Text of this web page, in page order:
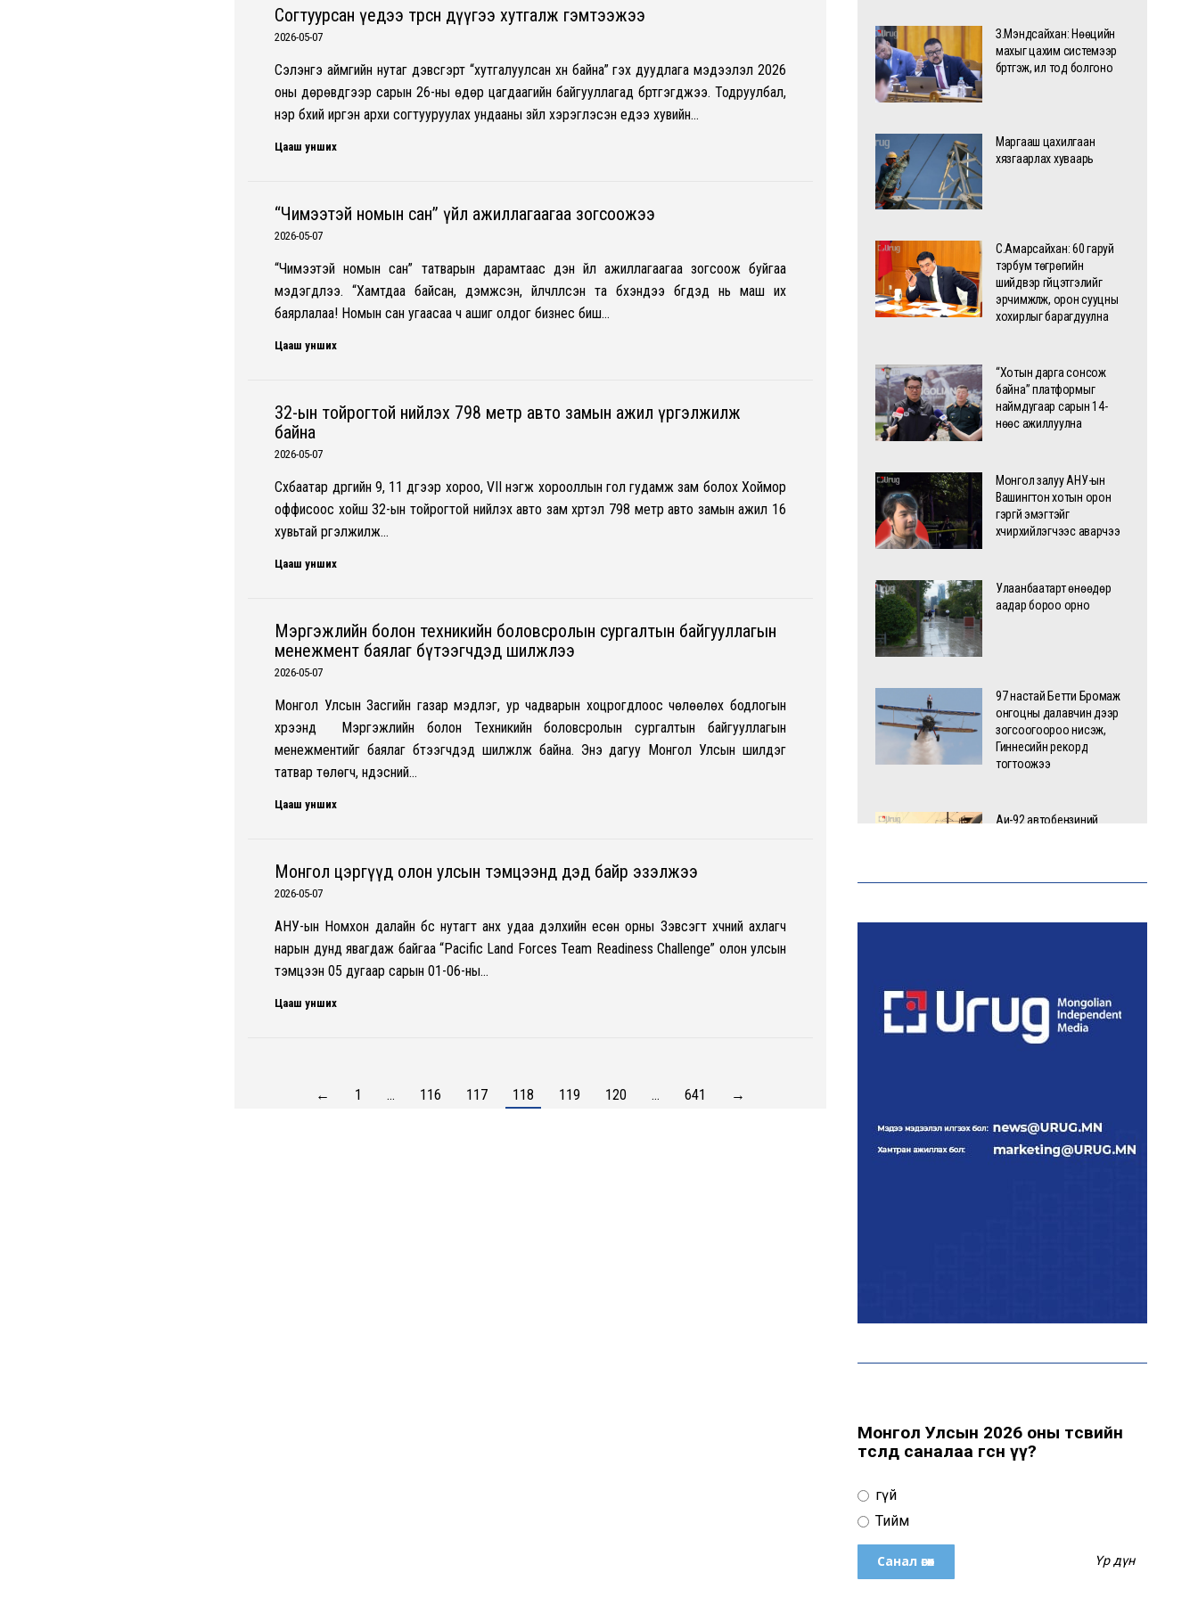
Согтуурсан үедээ төрсөн дүүгээ хутгалж гэмтээжээ
2026-05-07
Сэлэнгэ аймгийн нутаг дэвсгэрт “хутгалуулсан хүн байна” гэх дуудлага мэдээлэл 2026
оны дөрөвдүгээр сарын 26-ны өдөр цагдаагийн байгууллагад бүртгэгджээ. Тодруулбал,
нэр бүхий иргэн архи согтууруулах ундааны зүйл хэрэглэсэн үедээ хувийн…
Цааш унших
“Чимээтэй номын сан” үйл ажиллагаагаа зогсоожээ
2026-05-07
“Чимээтэй номын сан” татварын дарамтаас үүдэн үйл ажиллагаагаа зогсоож буйгаа
мэдэгдлээ. “Хамтдаа байсан, дэмжсэн, үйлчлүүлсэн та бүхэндээ бүгдэд нь маш их
баярлалаа! Номын сан угаасаа ч ашиг олдог бизнес биш…
Цааш унших
32-ын тойрогтой нийлэх 798 метр авто замын ажил үргэлжилж
байна
2026-05-07
Сүхбаатар дүүргийн 9, 11 дүгээр хороо, VII нэгж хорооллын гол гудамж зам болох Хоймор
оффисоос хойш 32-ын тойрогтой нийлэх авто зам хүртэл 798 метр авто замын ажил 16
хувьтай үргэлжилж…
Цааш унших
Мэргэжлийн болон техникийн боловсролын сургалтын байгууллагын
менежмент баялаг бүтээгчдэд шилжлээ
2026-05-07
Монгол Улсын Засгийн газар мэдлэг, ур чадварын хоцрогдлоос чөлөөлөх бодлогын
хүрээнд Мэргэжлийн болон Техникийн боловсролын сургалтын байгууллагын
менежментийг баялаг бүтээгчдэд шилжүүлж байна. Энэ дагуу Монгол Улсын шилдэг
татвар төлөгч, үндэсний…
Цааш унших
Монгол цэргүүд олон улсын тэмцээнд дэд байр эзэлжээ
2026-05-07
АНУ-ын Номхон далайн бүс нутагт анх удаа дэлхийн есөн орны Зэвсэгт хүчний ахлагч
нарын дунд явагдаж байгаа “Pacific Land Forces Team Readiness Challenge” олон улсын
тэмцээн 05 дугаар сарын 01-06-ны…
Цааш унших
← 1 … 116 117 118 119 120 … 641 →
З.Мэндсайхан: Нөөцийн
махыг цахим системээр
бүртгэж, ил тод болгоно
Маргааш цахилгаан
хязгаарлах хуваарь
С.Амарсайхан: 60 гаруй
тэрбум төгрөгийн
шийдвэр гүйцэтгэлийг
эрчимжүүлж, орон сууцны
хохирлыг барагдуулна
“Хотын дарга сонсож
байна” платформыг
наймдугаар сарын 14-
нөөс ажиллуулна
Монгол залуу АНУ-ын
Вашингтон хотын орон
гэргүй эмэгтэйг
хүчирхийлэгчээс аварчээ
Улаанбаатарт өнөөдөр
аадар бороо орно
97 настай Бетти Бромаж
онгоцны далавчин дээр
зогсоогоороо нисэж,
Гиннесийн рекорд
тогтоожээ
Аи-92 автобензиний
байна
нээжээ
тавилаа
эрчимжүүлэхээр боллоо
Монгол Улсын 2026 оны төсвийн
төсөлд саналаа өгсөн үү?
Үгүй
Тийм
Үр дүн